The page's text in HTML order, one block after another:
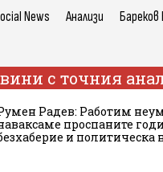
News Анализи Бареков
с точния
Радев: Работим
проспаните
и политическа